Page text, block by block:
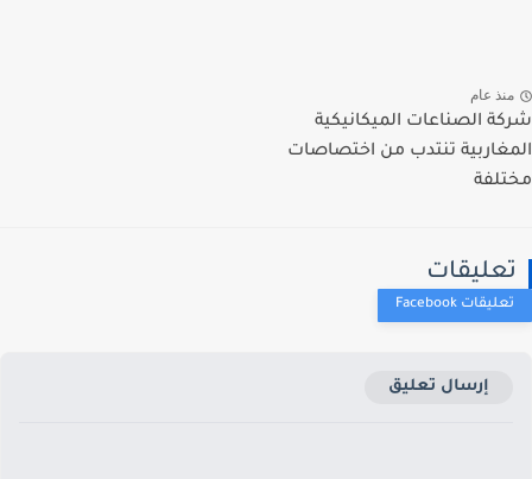
عام
الصناعات الميكانيكية
تنتدب من اختصاصات
إرسال تعليق